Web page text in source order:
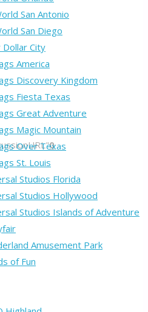
San Antonio
San Diego
Dollar City
America
Discovery Kingdom
Fiesta Texas
Great Adventure
Magic Mountain
Over Texas
St. Louis
Studios Florida
Studios Hollywood
Studios Islands of Adventure
Amusement Park
of Fun
0